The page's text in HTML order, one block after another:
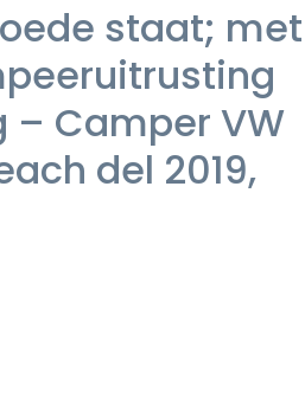
staat; met
– Camper VW
del 2019,